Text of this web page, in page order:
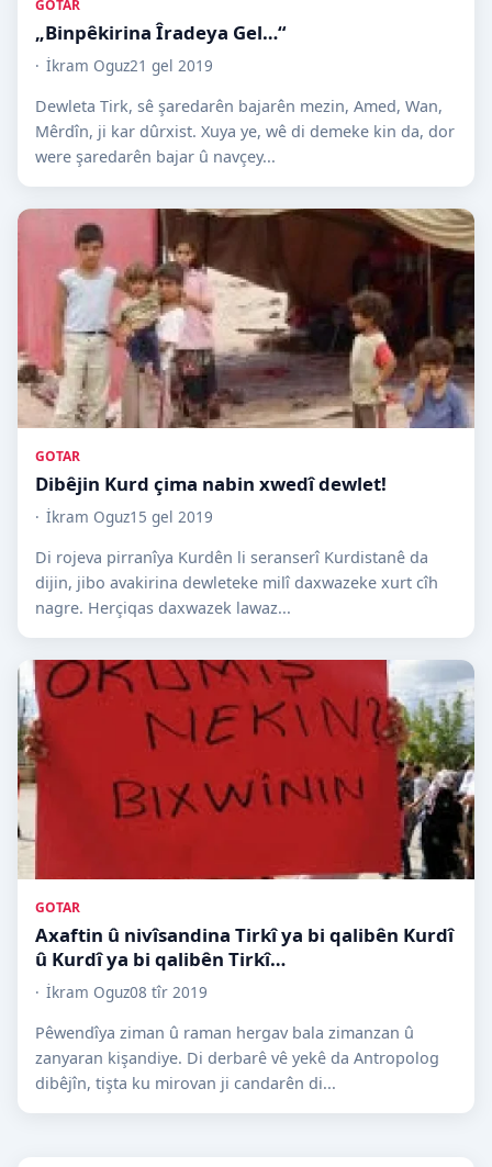
GOTAR
„Binpêkirina Îradeya Gel…“
İkram Oguz21 gel 2019
Dewleta Tirk, sê şaredarên bajarên mezin, Amed, Wan,
Mêrdîn, ji kar dûrxist. Xuya ye, wê di demeke kin da, dor
were şaredarên bajar û navçey...
GOTAR
Dibêjin Kurd çima nabin xwedî dewlet!
İkram Oguz15 gel 2019
Di rojeva pirranîya Kurdên li seranserî Kurdistanê da
dijin, jibo avakirina dewleteke milî daxwazeke xurt cîh
nagre. Herçiqas daxwazek lawaz...
GOTAR
Axaftin û nivîsandina Tirkî ya bi qalibên Kurdî
û Kurdî ya bi qalibên Tirkî…
İkram Oguz08 tîr 2019
Pêwendîya ziman û raman hergav bala zimanzan û
zanyaran kişandiye. Di derbarê vê yekê da Antropolog
dibêjîn, tişta ku mirovan ji candarên di...